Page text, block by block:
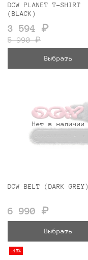
DCW PLANET T-SHIRT
(BLACK)
3 594 ₽
5 990 ₽
Выбрать
Нет в наличии
DCW BELT (DARK GREY)
6 990 ₽
Выбрать
-15%